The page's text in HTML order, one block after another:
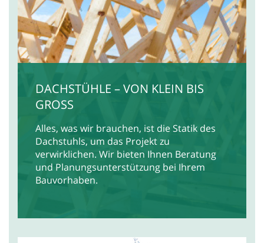
DACHSTÜHLE – VON KLEIN BIS
GROSS
Alles, was wir brauchen, ist die Statik des
Dachstuhls, um das Projekt zu
verwirklichen. Wir bieten Ihnen Beratung
und Planungsunterstützung bei Ihrem
Bauvorhaben.